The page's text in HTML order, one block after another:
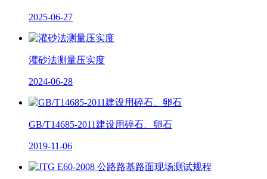
2025-06-27
灌砂法测量压实度
2024-06-28
GB/T14685-2011建设用碎石、卵石
2019-11-06